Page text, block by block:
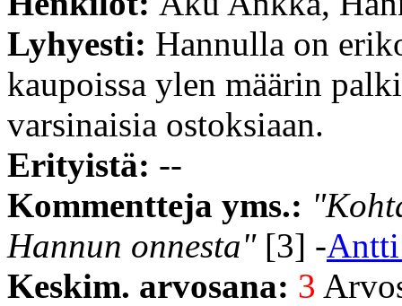
Lyhyesti: Hannulla on
kaupoissa ylen määrin
varsinaisia ostoksiaan.
Erityistä: --
Kommentteja yms.:
Hannun onnesta"[3] -
Keskim. arvosana: 3